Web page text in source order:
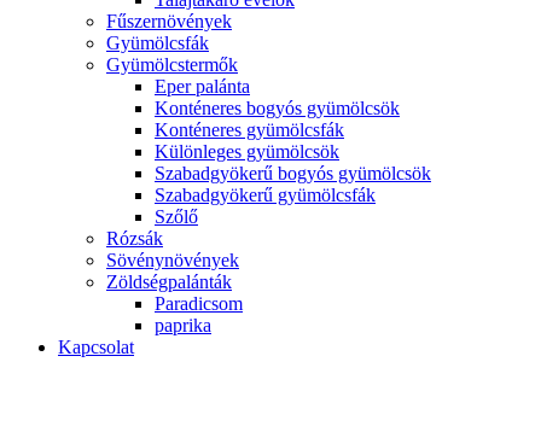
Fűszernövények
Gyümölcsfák
Gyümölcstermők
Eper palánta
Konténeres bogyós gyümölcsök
Konténeres gyümölcsfák
Különleges gyümölcsök
Szabadgyökerű bogyós gyümölcsök
Szabadgyökerű gyümölcsfák
Szőlő
Rózsák
Sövénynövények
Zöldségpalánták
Paradicsom
paprika
Kapcsolat